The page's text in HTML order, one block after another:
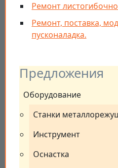
Предложения
Оборудование
Станки
Инструмент
Оснастка
Ремонт
Ремонт, поставка,
пусконаладка.